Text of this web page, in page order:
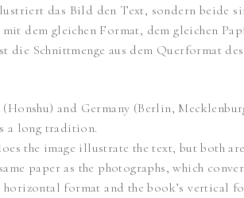
das Bild den Text, sondern beide
dem gleichen Format, dem gleichen
Schnittmenge aus dem Querformat
and Germany (Berlin,
a long tradition.
the image illustrate the text, but both
paper as the photographs, which
format and the book’s vertical